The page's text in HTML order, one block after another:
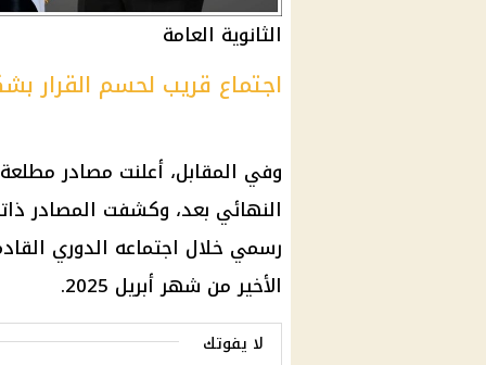
الثانوية العامة
اجتماع قريب لحسم القرار
وفي المقابل، أعلنت مصادر
النهائي بعد، وكشفت المصادر
رسمي خلال اجتماعه الدوري
الأخير من شهر أبريل 2025.
لا يفوتك